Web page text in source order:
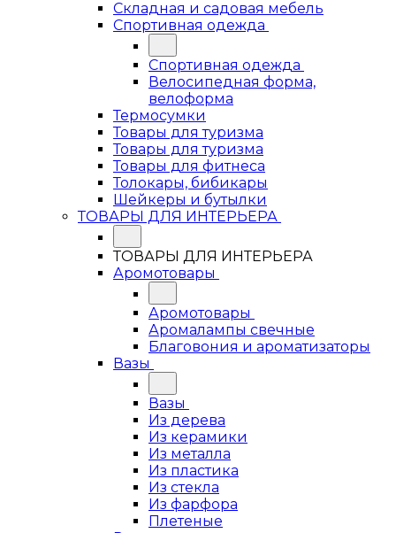
Складная и садовая мебель
Спортивная одежда
Спортивная одежда
Велосипедная форма,
велоформа
Термосумки
Товары для туризма
Товары для туризма
Товары для фитнеса
Толокары, бибикары
Шейкеры и бутылки
ТОВАРЫ ДЛЯ ИНТЕРЬЕРА
ТОВАРЫ ДЛЯ ИНТЕРЬЕРА
Аромотовары
Аромотовары
Аромалампы свечные
Благовония и ароматизаторы
Вазы
Вазы
Из дерева
Из керамики
Из металла
Из пластика
Из стекла
Из фарфора
Плетеные